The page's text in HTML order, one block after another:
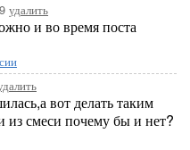
удалить
и во время поста
вот делать таким
смеси почему бы и нет?